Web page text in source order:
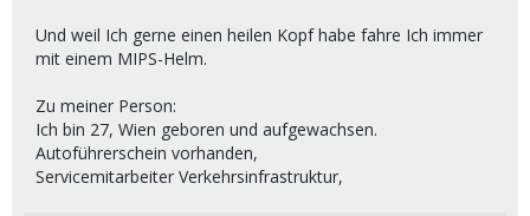
Und weil Ich gerne einen heilen Kopf habe fahre Ich immer
mit einem MIPS-Helm.
Zu meiner Person:
Ich bin 27, Wien geboren und aufgewachsen.
Autoführerschein vorhanden,
Servicemitarbeiter Verkehrsinfrastruktur,